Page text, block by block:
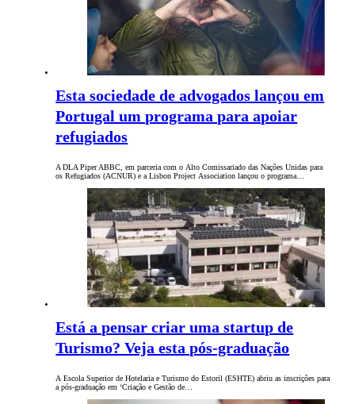
Esta sociedade de advogados lançou em
Portugal um programa para apoiar
refugiados
A DLA Piper ABBC, em parceria com o Alto Comissariado das Nações Unidas para
os Refugiados (ACNUR) e a Lisbon Project Association lançou o programa…
Está a pensar criar uma startup de
Turismo? Veja esta pós-graduação
A Escola Superior de Hotelaria e Turismo do Estoril (ESHTE) abriu as inscrições para
a pós-graduação em ‘Criação e Gestão de…